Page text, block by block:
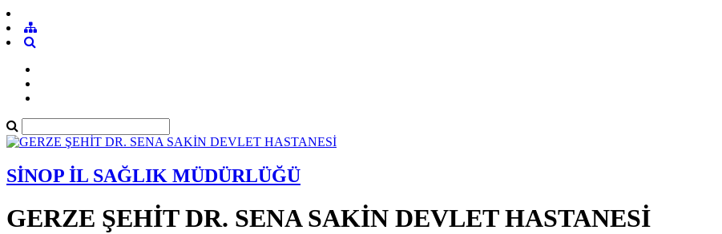
SİNOP İL SAĞLIK MÜDÜRLÜĞÜ
GERZE ŞEHİT DR. SENA SAKİN DEVLET HASTANESİ